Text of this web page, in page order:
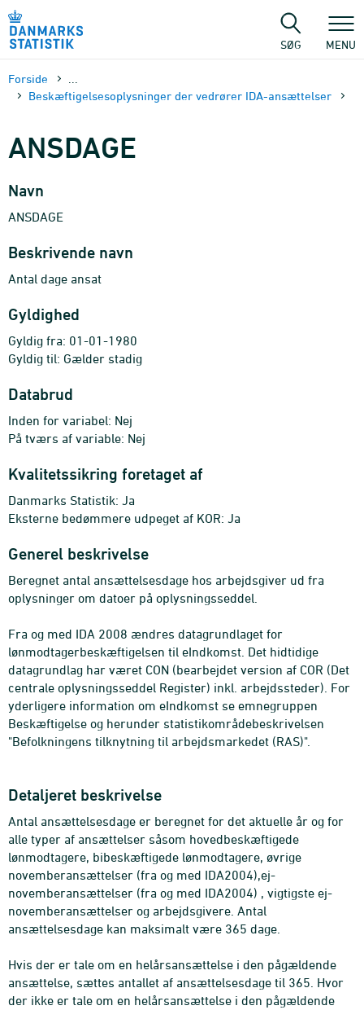
sidens
SØG MENU
Forside
Beskæftigelsesoplysninger der vedrører IDA-ansættelser
ANSDAGE
Navn
ANSDAGE
Beskrivende navn
Antal dage ansat
Gyldighed
Gyldig fra: 01-01-1980
Gyldig til: Gælder stadig
Databrud
Inden for variabel: Nej
På tværs af variable: Nej
Kvalitetssikring foretaget af
Danmarks Statistik: Ja
Eksterne bedømmere udpeget af KOR: Ja
Generel beskrivelse
Beregnet antal ansættelsesdage hos arbejdsgiver ud fra
oplysninger om datoer på oplysningsseddel.
Fra og med IDA 2008 ændres datagrundlaget for
lønmodtagerbeskæftigelsen til eIndkomst. Det hidtidige
datagrundlag har været CON (bearbejdet version af COR (Det
centrale oplysningsseddel Register) inkl. arbejdssteder). For
yderligere information om eIndkomst se emnegruppen
Beskæftigelse og herunder statistikområdebeskrivelsen
"Befolkningens tilknytning til arbejdsmarkedet (RAS)".
Detaljeret beskrivelse
Antal ansættelsesdage er beregnet for det aktuelle år og for
alle typer af ansættelser såsom hovedbeskæftigede
lønmodtagere, bibeskæftigede lønmodtagere, øvrige
novemberansættelser (fra og med IDA2004),ej-
novemberansættelser (fra og med IDA2004) , vigtigste ej-
novemberansættelser og arbejdsgivere. Antal
ansættelsesdage kan maksimalt være 365 dage.
Hvis der er tale om en helårsansættelse i den pågældende
ansættelse, sættes antallet af ansættelsesdage til 365. Hvor
der ikke er tale om en helårsansættelse i den pågældende